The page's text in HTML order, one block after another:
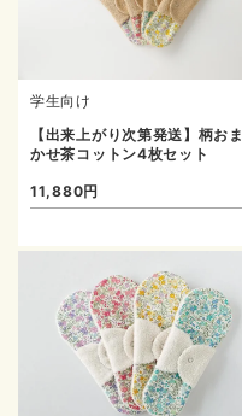
学生向け
【出来上がり次第発送】柄おま
かせ茶コットン4枚セット
11,880円